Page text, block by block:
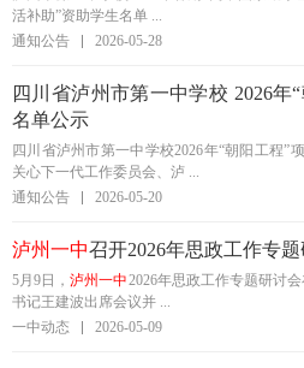
活补助”资助学生名单 ...
通知公告
2026-05-28
四川省泸州市第一中学校 2026年
名单公示
四川省泸州市第一中学校2026年“朝阳工程”
关心下一代工作委员会、泸 ...
通知公告
2026-05-20
泸州一中召开2026年思政工作专
5月9日，泸州一中2026年思政工作专题研讨
书记王建波出席会议并 ...
一中动态
2026-05-09